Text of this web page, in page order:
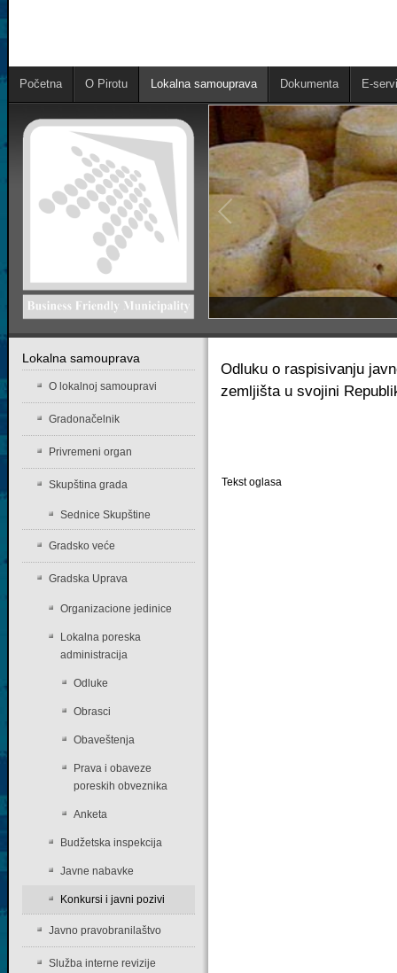
Početna O Pirotu Lokalna samouprava Dokumenta E-
Odluku o raspisivanju
zemljišta u svojini
Tekst oglasa
Lokalna samouprava
O lokalnoj samoupravi
Gradonačelnik
Privremeni organ
Skupština grada
Sednice Skupštine
Gradsko veće
Gradska Uprava
Organizacione jedinice
Lokalna poreska
administracija
Odluke
Obrasci
Obaveštenja
Prava i obaveze
poreskih obveznika
Anketa
Budžetska inspekcija
Javne nabavke
Konkursi i javni pozivi
Javno pravobranilaštvo
Služba interne revizije